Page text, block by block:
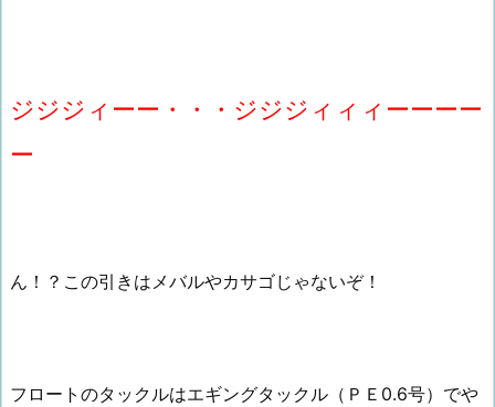
ジジジィーー・・・ジジジィィィーーーー
ー
ん！？この引きはメバルやカサゴじゃないぞ！
フロートのタックルはエギングタックル（ＰＥ0.6号）でや